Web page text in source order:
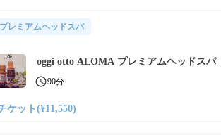
プレミアムヘッドスパ
oggi otto ALOMA プレミアムヘッドスパ
90分
ケット(¥11,550)